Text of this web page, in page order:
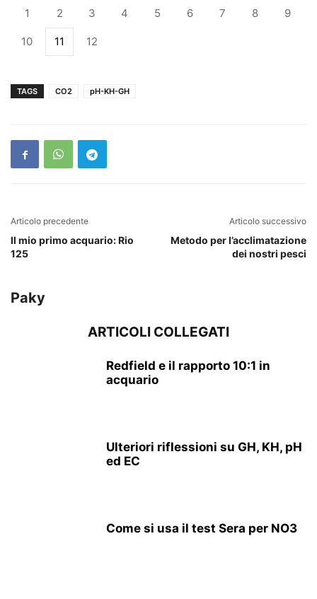
1 2 3 4 5 6 7 8 9
10 11 12
TAGS CO2 pH-KH-GH
Articolo precedente
Il mio primo acquario: Rio
125
Articolo successivo
Metodo per l’acclimatazione
dei nostri pesci
Paky
ARTICOLI COLLEGATI
Redfield e il rapporto 10:1 in
acquario
Ulteriori riflessioni su GH, KH, pH
ed EC
Come si usa il test Sera per NO3